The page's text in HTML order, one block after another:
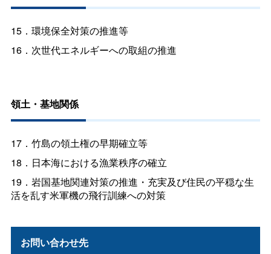
15．環境保全対策の推進等
16．次世代エネルギーへの取組の推進
領土・基地関係
17．竹島の領土権の早期確立等
18．日本海における漁業秩序の確立
19．岩国基地関連対策の推進・充実及び住民の平穏な生
活を乱す米軍機の飛行訓練への対策
お問い合わせ先